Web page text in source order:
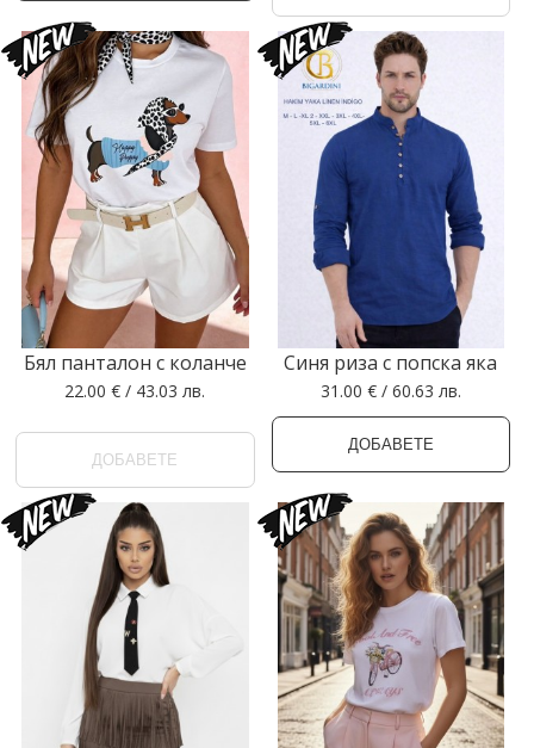
Бял панталон с коланче
22.00 € / 43.03 лв.
ДОБАВЕТЕ
Синя риза с попска яка
31.00 € / 60.63 лв.
ДОБАВЕТЕ